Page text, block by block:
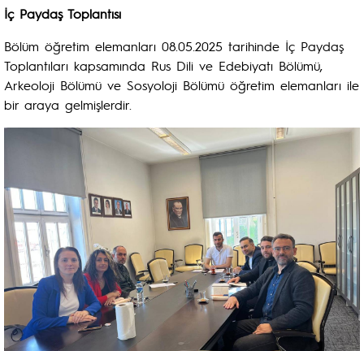
İç Paydaş Toplantısı
Bölüm öğretim elemanları 08.05.2025 tarihinde İç Paydaş
Toplantıları kapsamında Rus Dili ve Edebiyatı Bölümü,
Arkeoloji Bölümü ve Sosyoloji Bölümü öğretim elemanları ile
bir araya gelmişlerdir.